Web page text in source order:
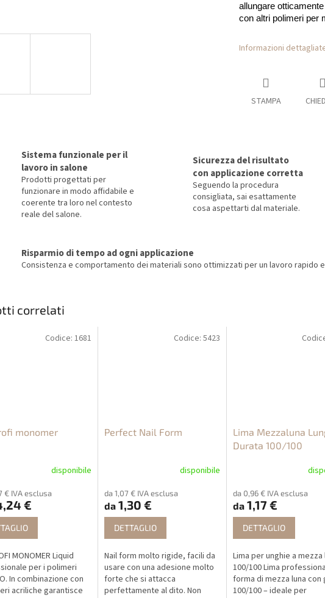
allungare
con altri polimeri per
Informazioni
STAMPA
Sistema funzionale per il
lavoro in salone
Prodotti progettati per
funzionare in modo affidabile e
coerente tra loro nel contesto
reale del salone.
Sicurezza del risultato
con applicazione corretta
Seguendo la procedura
consigliata, sai esattamente
cosa aspettarti dal materiale.
Risparmio di tempo ad ogni applicazione
Consistenza e comportamento dei materiali sono ottimizzati per un lavoro rapido
correlati
monomer
disponibile
€ IVA esclusa
€
MONOMER Liquid
per i polimeri
In combinazione con
acriliche garantisce
Codice: 1681
Perfect Nail Form
disponibile
da 1,07 € IVA esclusa
da1,30 €
DETTAGLIO
Nail form molto rigide, facili da
usare con una adesione molto
forte che si attacca
perfettamente al dito. Non
Codice: 5423
Lima Mezzaluna
Durata 100/100
da 0,96 € IVA esclusa
da1,17 €
DETTAGLIO
Lima per unghie a mezza
100/100 Lima
forma di mezza luna con
100/100 – ideale per